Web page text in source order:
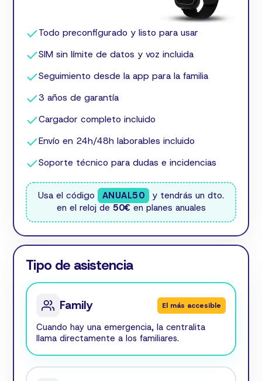
Todo preconfigurado y listo para usar
SIM sin límite de datos y voz incluida
Seguimiento desde la app para la familia
3 años de garantía
Cargador completo incluido
Envío en 24h/48h laborables incluido
Soporte técnico para dudas e incidencias
Usa el código ANUAL50
y tendrás un dto.
en el reloj de 50€en planes anuales
Tipo de asistencia
Family El más accesible
Cuando hay una emergencia, la centralita
llama directamente a los familiares.